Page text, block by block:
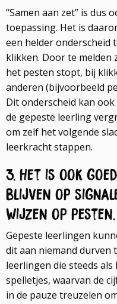
“Samen aan zet” is dus
toepassing. Het is
een helder onderscheid
klikken. Door te
het pesten stopt, bij
anderen (bijvoorbeeld
Dit onderscheid kan
de gepeste leerling
om zelf het volgende
leerkracht stappen.
3. Het is ook
blijven op
wijzen op pesten.
Gepeste leerlingen
dit aan niemand durven
leerlingen die steeds
spelletjes, waarvan de
in de pauze treuzelen